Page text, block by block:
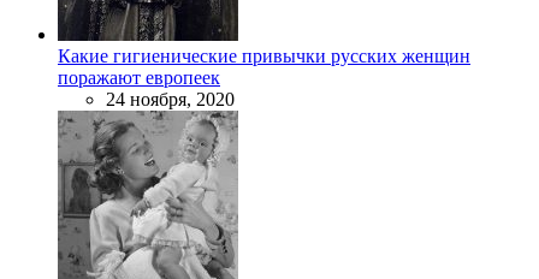
Какие гигиенические привычки русских женщин
поражают европеек
24 ноября, 2020